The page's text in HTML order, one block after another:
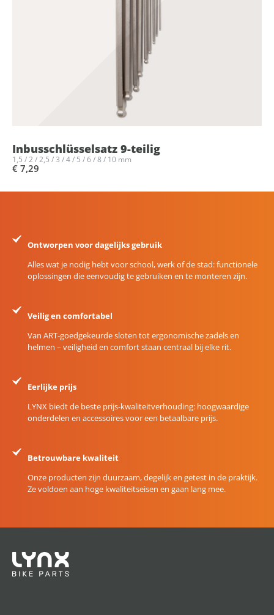
Inbusschlüsselsatz 9-teilig
1,5 / 2 / 2,5 / 3 / 4 / 5 / 6 / 8 / 10 mm
€ 7,29
Ontworpen voor dagelijks gebruik
Alles wat je nodig hebt voor school, werk of de stad: functionele
oplossingen die eenvoudig te gebruiken en te monteren zijn.
Veilig en comfortabel
Van ART-goedgekeurde sloten tot ergonomische zadels en
helmen – veiligheid en comfort staan centraal bij elke rit.
Eerlijke prijs
LYNX biedt de beste prijs-kwaliteitverhouding: hoogwaardige
onderdelen en accessoires voor een betaalbare prijs.
Betrouwbare kwaliteit
Onze producten zijn duurzaam, degelijk en getest in de praktijk.
Ze voldoen aan hoge kwaliteitseisen en gaan lang mee.